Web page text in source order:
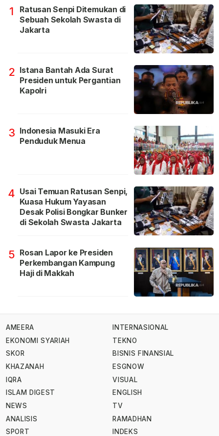
1
Ratusan Senpi Ditemukan di
Sebuah Sekolah Swasta di
Jakarta
2 Istana Bantah Ada Surat
Presiden untuk Pergantian
Kapolri
3 Indonesia Masuki Era
Penduduk Menua
4 Usai Temuan Ratusan Senpi,
Kuasa Hukum Yayasan
Desak Polisi Bongkar Bunker
di Sekolah Swasta Jakarta
5 Rosan Lapor ke Presiden
Perkembangan Kampung
Haji di Makkah
AMEERA
EKONOMI SYARIAH
SKOR
KHAZANAH
IQRA
ISLAM DIGEST
NEWS
ANALISIS
SPORT
INTERNASIONAL
TEKNO
BISNIS FINANSIAL
ESGNOW
VISUAL
ENGLISH
TV
RAMADHAN
INDEKS